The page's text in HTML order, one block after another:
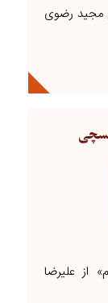
مجید رضوی
از علیرضا